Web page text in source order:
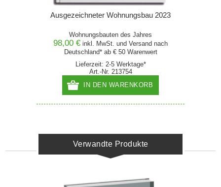
Ausgezeichneter Wohnungsbau 2023
Wohnungsbauten des Jahres
98,00 € inkl. MwSt. und Versand nach
Deutschland* ab € 50 Warenwert
Lieferzeit: 2-5 Werktage*
Art.-Nr. 213754
IN DEN WARENKORB
Verwandte Produkte